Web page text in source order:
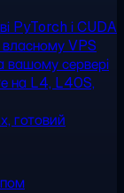
PyTorch і CUDA
VPS
сервері
на L4, L40S,
готовий